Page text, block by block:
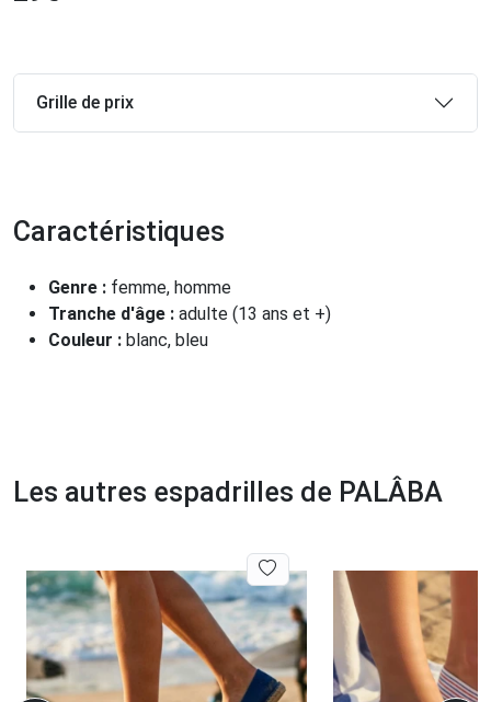
Grille de prix
Caractéristiques
Genre : femme, homme
Tranche d'âge : adulte (13 ans et +)
Couleur : blanc, bleu
Les autres espadrilles de PALÂBA